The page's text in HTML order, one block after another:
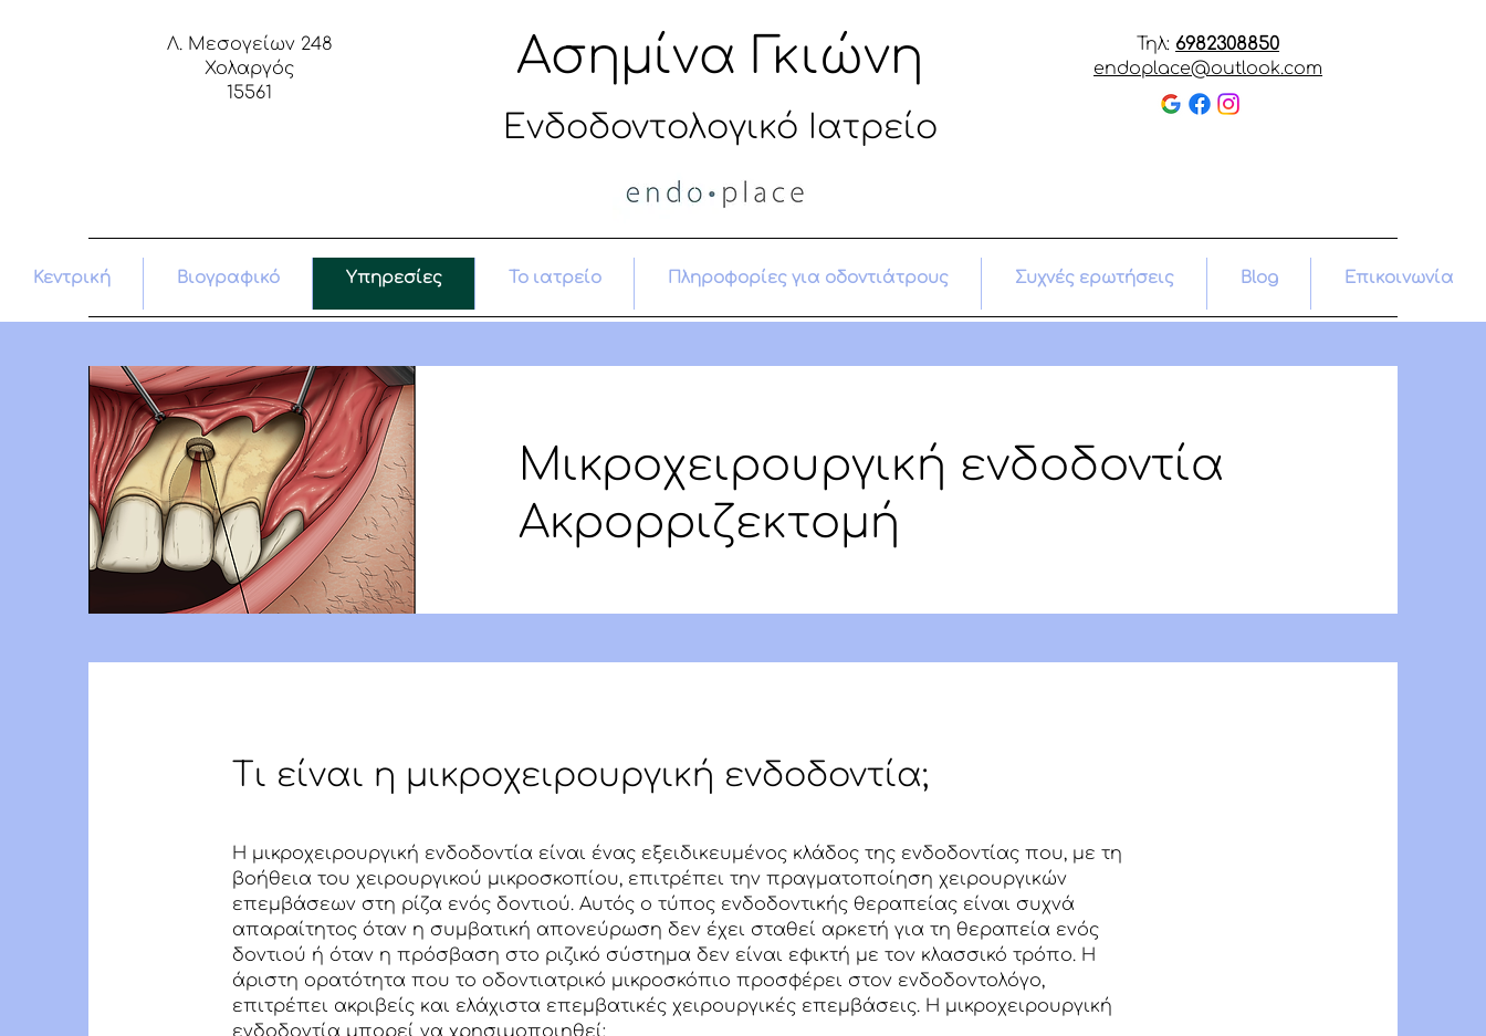
Κεντρική Βιογραφικό Υπηρεσίες Το ιατρείο Πληροφορίες για οδοντιάτρους Συχνές ερωτήσεις Blog Επικοινωνία
Λ. Μεσογείων 248
Χολαργός
15561
Ασημίνα Γκιώνη
Ενδοδοντολογικό Ιατρείο
Τηλ: 6982308850
endoplace@outlook.com
Μικροχειρουργική ενδοδοντία
Ακρορριζεκτομή
Τι είναι η μικροχειρουργική ενδοδοντία;
Η μικροχειρουργική ενδοδοντία είναι ένας εξειδικευμένος κλάδος της ενδοδοντίας που, με τη
βοήθεια του χειρουργικού μικροσκοπίου, επιτρέπει την πραγματοποίηση χειρουργικών
επεμβάσεων στη ρίζα ενός δοντιού. Αυτός ο τύπος ενδοδοντικής θεραπείας είναι συχνά
απαραίτητος όταν η συμβατική απονεύρωση δεν έχει σταθεί αρκετή για τη θεραπεία ενός
δοντιού ή όταν η πρόσβαση στο ριζικό σύστημα δεν είναι εφικτή με τον κλασσικό τρόπο. Η
άριστη ορατότητα που το οδοντιατρικό μικροσκόπιο προσφέρει στον ενδοδοντολόγο,
επιτρέπει ακριβείς και ελάχιστα επεμβατικές χειρουργικές επεμβάσεις. Η μικροχειρουργική
ενδοδοντία μπορεί να χρησιμοποιηθεί: